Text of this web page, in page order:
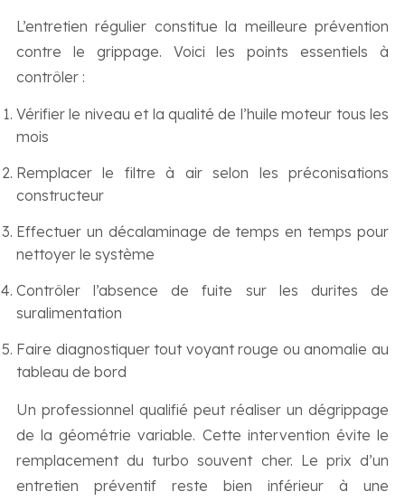
L’entretien régulier constitue la meilleure prévention
contre le grippage. Voici les points essentiels à
contrôler :
Vérifier le niveau et la qualité de l’huile moteur tous les
mois
Remplacer le filtre à air selon les préconisations
constructeur
Effectuer un décalaminage de temps en temps pour
nettoyer le système
Contrôler l’absence de fuite sur les durites de
suralimentation
Faire diagnostiquer tout voyant rouge ou anomalie au
tableau de bord
Un professionnel qualifié peut réaliser un dégrippage
de la géométrie variable. Cette intervention évite le
remplacement du turbo souvent cher. Le prix d’un
entretien préventif reste bien inférieur à une